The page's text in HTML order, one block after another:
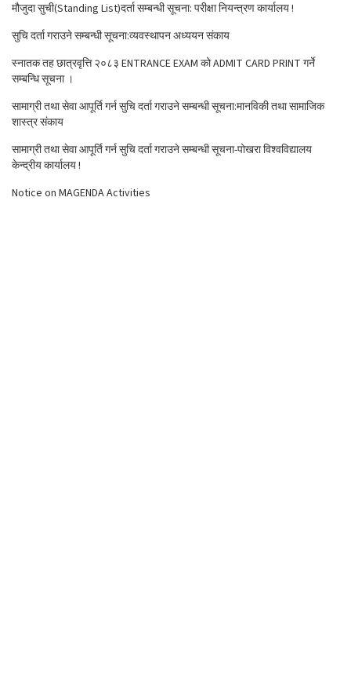
मौजुदा सुची(Standing List)दर्ता सम्बन्धी सूचना: परीक्षा नियन्त्रण कार्यालय !
सुचि दर्ता गराउने सम्बन्धी सूचना:व्यवस्थापन अध्ययन संकाय
स्नातक तह छात्रवृत्ति २०८३ ENTRANCE EXAM को ADMIT CARD PRINT गर्ने
सम्बन्धि सूचना ।
सामाग्री तथा सेवा आपूर्ति गर्न सुचि दर्ता गराउने सम्बन्धी सूचना:मानविकी तथा सामाजिक
शास्त्र संकाय
सामाग्री तथा सेवा आपूर्ति गर्न सुचि दर्ता गराउने सम्बन्धी सूचना-पोखरा विश्वविद्यालय
केन्द्रीय कार्यालय !
Notice on MAGENDA Activities